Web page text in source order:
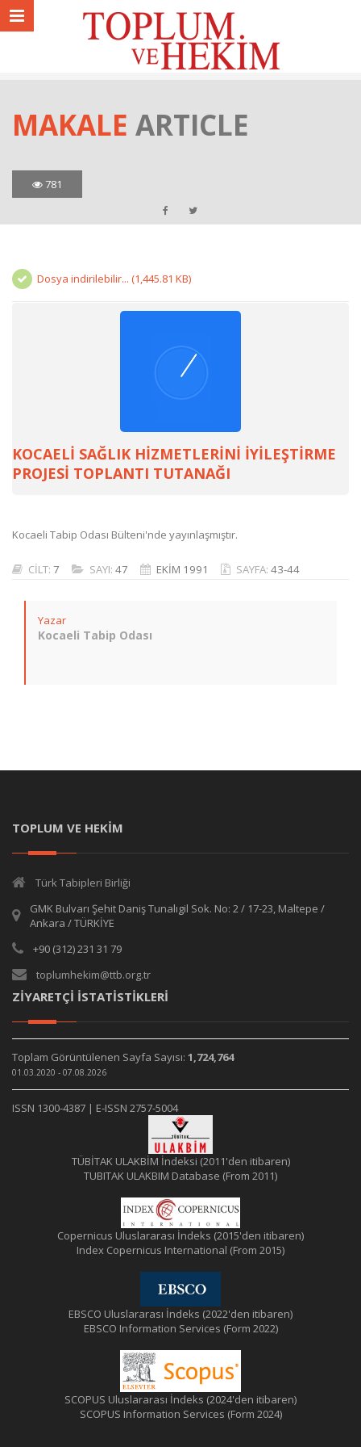
MAKALE ARTICLE
781
Dosya indirilebilir... (1,445.81 KB)
KOCAELİ SAĞLIK HİZMETLERİNİ İYİLEŞTİRME
PROJESİ TOPLANTI TUTANAĞI
Kocaeli Tabip Odası Bülteni'nde yayınlaşmıştır.
CİLT: 7 SAYI: 47 EKİM 1991 SAYFA: 43-44
Yazar
Kocaeli Tabip Odası
TOPLUM VE HEKİM
Türk Tabipleri Birliği
GMK Bulvarı Şehit Daniş Tunalıgil Sok. No: 2 / 17-23, Maltepe /
Ankara / TÜRKİYE
+90 (312) 231 31 79
toplumhekim@ttb.org.tr
ZİYARETÇİ İSTATİSTİKLERİ
Toplam Görüntülenen Sayfa Sayısı: 1,724,764
01.03.2020 - 07.08.2026
ISSN 1300-4387 | E-ISSN 2757-5004
TÜBİTAK ULAKBİM İndeksi (2011'den itibaren)
TUBITAK ULAKBIM Database (From 2011)
Copernicus Uluslararası İndeks (2015'den itibaren)
Index Copernicus International (From 2015)
EBSCO Uluslararası İndeks (2022'den itibaren)
EBSCO Information Services (Form 2022)
SCOPUS Uluslararası İndeks (2024'den itibaren)
SCOPUS Information Services (Form 2024)